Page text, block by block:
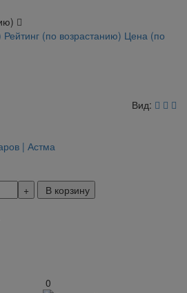
Рейтинг (по возрастанию) Цена (по
Вид:
В корзину
0